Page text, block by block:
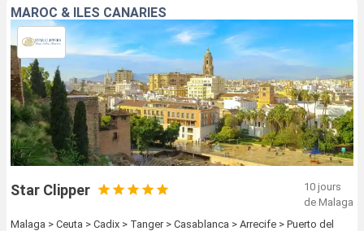
MAROC & ÎLES CANARIES
Star Clipper
10 jours
de Malaga
Malaga > Ceuta > Cadix > Tanger > Casablanca > Arrecife > Puerto del